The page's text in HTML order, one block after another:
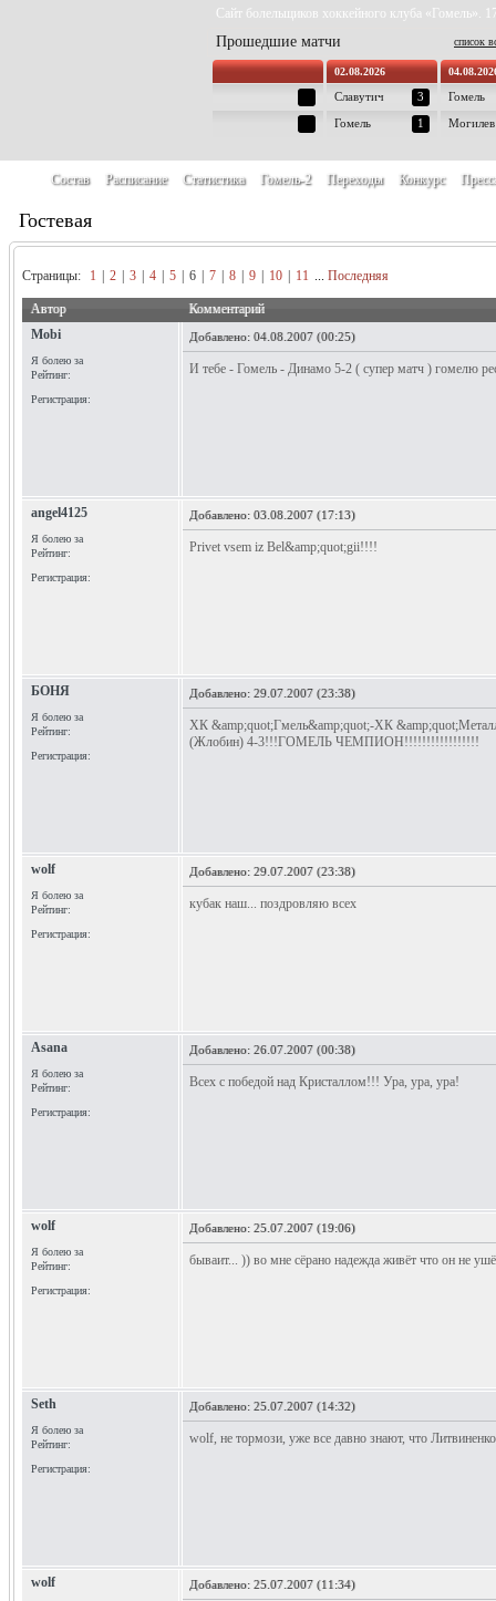
Сайт болельщиков хоккейного клуба «Гомель».
Прошедшие матчи список
02.08.2026
Славутич
3
Гомель
1
Гомель
Могилев
Состав Расписание Статистика Гомель-2 Переходы Конкурс
Гостевая
Страницы: 1 2 3 4 5 6 7 8 9 10 11 ... Последняя
Автор
Комментарий
Mobi
Я болею за
Рейтинг:
Регистрация:
Добавлено: 04.08.2007 (00:25)
И тебе - Гомель - Динамо 5-2 ( супер матч ) гомелю
angel4125
Я болею за
Рейтинг:
Регистрация:
Добавлено: 03.08.2007 (17:13)
Privet vsem iz Bel&amp;quot;gii!!!!
БОНЯ
Я болею за
Рейтинг:
Регистрация:
Добавлено: 29.07.2007 (23:38)
ХК &amp;quot;Гмель&amp;quot;-ХК
(Жлобин) 4-3!!!ГОМЕЛЬ ЧЕМПИОН!!!!!!!!!!!!!!!!!
wolf
Я болею за
Рейтинг:
Регистрация:
Добавлено: 29.07.2007 (23:38)
кубак наш... поздровляю всех
Asana
Я болею за
Рейтинг:
Регистрация:
Добавлено: 26.07.2007 (00:38)
Всех с победой над Кристаллом!!! Ура, ура, ура!
wolf
Я болею за
Рейтинг:
Регистрация:
Добавлено: 25.07.2007 (19:06)
бываит... )) во мне сёрано надежда живёт что он не
Seth
Я болею за
Рейтинг:
Регистрация:
Добавлено: 25.07.2007 (14:32)
wolf, не тормози, уже все давно знают, что
wolf Добавлено: 25.07.2007 (11:34)